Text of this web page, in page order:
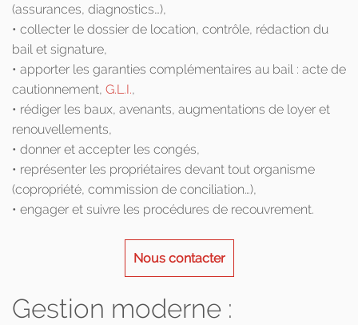
(assurances, diagnostics…),
• collecter le dossier de location, contrôle, rédaction du
bail et signature,
• apporter les garanties complémentaires au bail : acte de
cautionnement, G.L.I.,
• rédiger les baux, avenants, augmentations de loyer et
renouvellements,
• donner et accepter les congés,
• représenter les propriétaires devant tout organisme
(copropriété, commission de conciliation…),
• engager et suivre les procédures de recouvrement.
Nous contacter
Gestion moderne :